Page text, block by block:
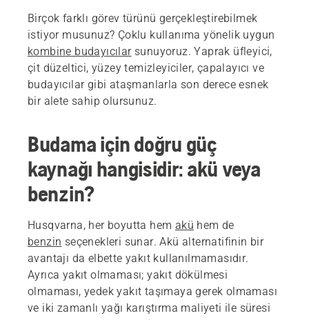
Birçok farklı görev türünü gerçekleştirebilmek
istiyor musunuz? Çoklu kullanıma yönelik uygun
kombine budayıcılarsunuyoruz. Yaprak üfleyici,
çit düzeltici, yüzey temizleyiciler, çapalayıcı ve
budayıcılar gibi ataşmanlarla son derece esnek
bir alete sahip olursunuz.
Budama için doğru güç
kaynağı hangisidir: akü veya
benzin?
Husqvarna, her boyutta hem akü hem de
benzin seçenekleri sunar. Akü alternatifinin bir
avantajı da elbette yakıt kullanılmamasıdır.
Ayrıca yakıt olmaması; yakıt dökülmesi
olmaması, yedek yakıt taşımaya gerek olmaması
ve iki zamanlı yağı karıştırma maliyeti ile süresi